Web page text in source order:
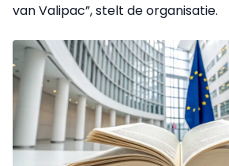
van Valipac”, stelt de organisatie.